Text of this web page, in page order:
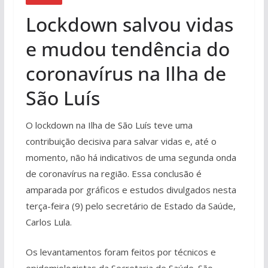
Lockdown salvou vidas
e mudou tendência do
coronavírus na Ilha de
São Luís
O lockdown na Ilha de São Luís teve uma
contribuição decisiva para salvar vidas e, até o
momento, não há indicativos de uma segunda onda
de coronavírus na região. Essa conclusão é
amparada por gráficos e estudos divulgados nesta
terça-feira (9) pelo secretário de Estado da Saúde,
Carlos Lula.
Os levantamentos foram feitos por técnicos e